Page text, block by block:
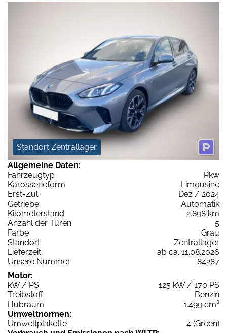
Standort Zentrallager
Allgemeine Daten:
Fahrzeugtyp
Pkw
Karosserieform
Limousine
Erst-Zul.
Dez / 2024
Getriebe
Automatik
Kilometerstand
2.898 km
Anzahl der Türen
5
Farbe
Grau
Standort
Zentrallager
Lieferzeit
ab ca. 11.08.2026
Unsere Nummer
84287
Motor:
kW / PS
125 kW / 170 PS
Treibstoff
Benzin
Hubraum
1.499 cm³
Umweltnormen:
Umweltplakette
4 (Green)